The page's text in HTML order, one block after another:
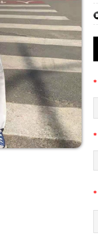
*
*
*